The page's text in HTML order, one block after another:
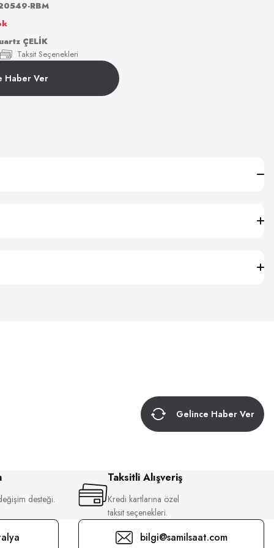
Taksit Seçenekleri
RBM
ÇELİK
Haber Ver
Gelince Haber Ver
desteği.
Taksitli Alışveriş
Kredi kartlarına özel
taksit seçenekleri.
bilgi@samilsaat.com